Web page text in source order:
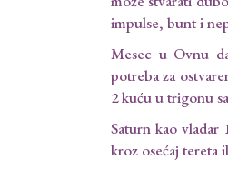
impulse, bunt i
Mesec u Ovnu
potreba za
2 kuću u trigonu
Saturn kao vladar
kroz osećaj tereta